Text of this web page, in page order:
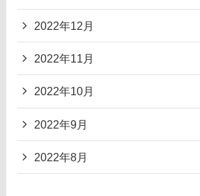
2022年12月
2022年11月
2022年10月
2022年9月
2022年8月